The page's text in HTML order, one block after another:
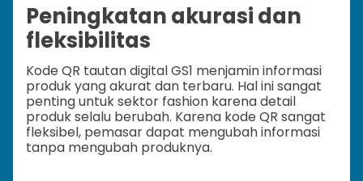
Peningkatan akurasi dan
fleksibilitas
Kode QR tautan digital GS1 menjamin informasi
produk yang akurat dan terbaru. Hal ini sangat
penting untuk sektor fashion karena detail
produk selalu berubah. Karena kode QR sangat
fleksibel, pemasar dapat mengubah informasi
tanpa mengubah produknya.